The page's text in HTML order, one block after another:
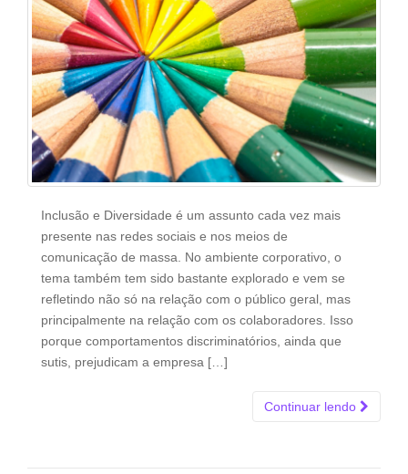
Inclusão e Diversidade é um assunto cada vez mais
presente nas redes sociais e nos meios de
comunicação de massa. No ambiente corporativo, o
tema também tem sido bastante explorado e vem se
refletindo não só na relação com o público geral, mas
principalmente na relação com os colaboradores. Isso
porque comportamentos discriminatórios, ainda que
sutis, prejudicam a empresa […]
Continuar lendo